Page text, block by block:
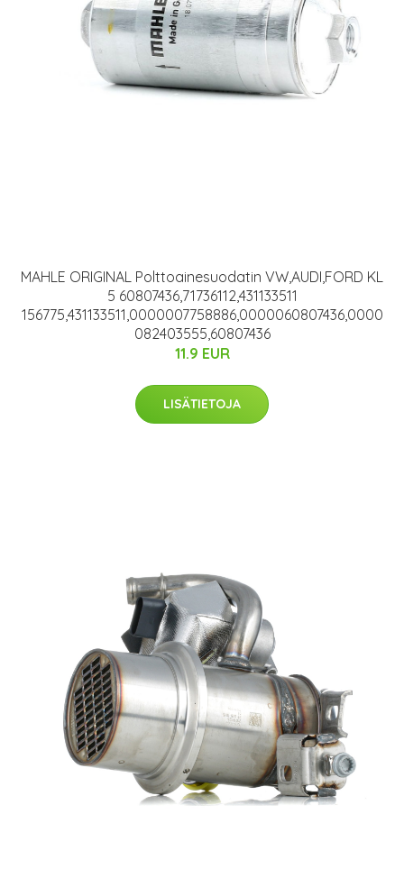
MAHLE ORIGINAL Polttoainesuodatin VW,AUDI,FORD KL
5 60807436,71736112,431133511
156775,431133511,0000007758886,0000060807436,0000
082403555,60807436
11.9 EUR
LISÄTIETOJA